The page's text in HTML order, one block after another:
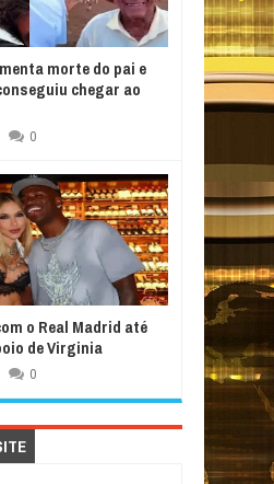
morte do pai e
chegar ao
0
o Real Madrid até
de Virginia
0